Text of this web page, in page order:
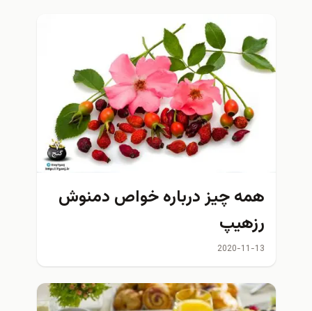
همه چیز درباره خواص دمنوش
رزهیپ
2020-11-13